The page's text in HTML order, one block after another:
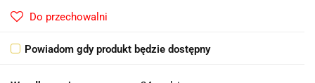
Do przechowalni
Powiadom gdy produkt będzie dostępny